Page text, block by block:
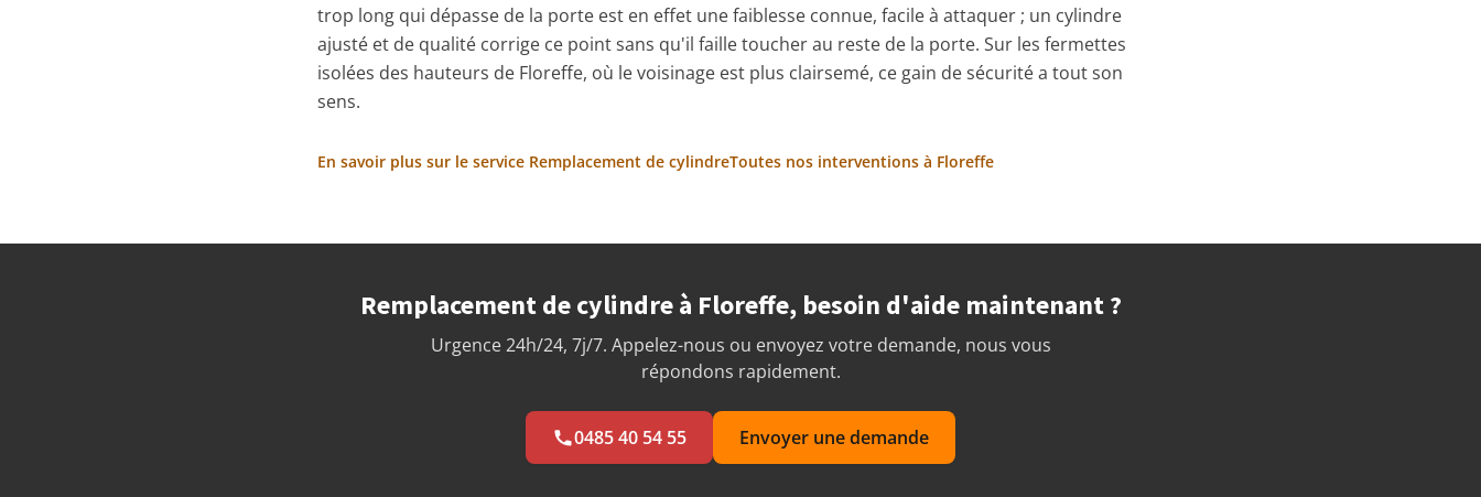
trop long qui dépasse de la porte est en effet une faiblesse connue, facile à attaquer ; un cylindre
ajusté et de qualité corrige ce point sans qu'il faille toucher au reste de la porte. Sur les fermettes
isolées des hauteurs de Floreffe, où le voisinage est plus clairsemé, ce gain de sécurité a tout son
sens.
En savoir plus sur le service Remplacement de cylindreToutes nos interventions à Floreffe
Remplacement de cylindre à Floreffe, besoin d'aide maintenant ?
Urgence 24h/24, 7j/7. Appelez-nous ou envoyez votre demande, nous vous
répondons rapidement.
0485 40 54 55 Envoyer une demande